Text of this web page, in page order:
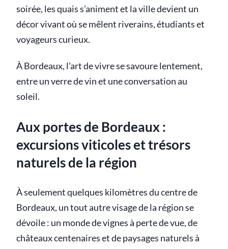
soirée, les quais s’animent et la ville devient un
décor vivant où se mêlent riverains, étudiants et
voyageurs curieux.
À Bordeaux, l’art de vivre se savoure lentement,
entre un verre de vin et une conversation au
soleil.
Aux portes de Bordeaux :
excursions viticoles et trésors
naturels de la région
À seulement quelques kilomètres du centre de
Bordeaux, un tout autre visage de la région se
dévoile : un monde de vignes à perte de vue, de
châteaux centenaires et de paysages naturels à